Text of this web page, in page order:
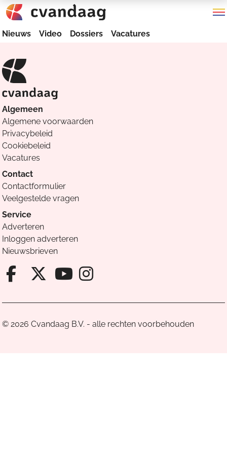
Nieuws Video Dossiers Vacatures
Algemeen
Algemene voorwaarden
Privacybeleid
Cookiebeleid
Vacatures
Contact
Contactformulier
Veelgestelde vragen
Service
Adverteren
Inloggen adverteren
Nieuwsbrieven
Facebook van Cvandaag
X van Cvandaag
Instagram van
© 2026 Cvandaag B.V. - alle rechten voorbehouden